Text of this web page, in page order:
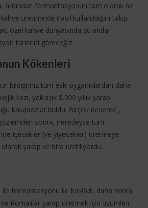
ardından fermantasyonun tam olarak ne
üretiminde nasıl kullanıldığını takip
özel kahve dünyasında şu anda
türlerini göreceğiz.
Kökenleri
bildiğimiz tüm eski uygarlıklardan daha
kazı, yaklaşık 8.000 yıllık şarap
kavanozlar buldu. Birçok deneme ,
sonra, neredeyse tüm
içecekler (ve yiyecekler) üretmeye
olarak şarap ve bira üretiliyordu.
ile fermantasyonu ile başladı, daha sonra
ve Romalılar şarap üretmek için üzümleri,